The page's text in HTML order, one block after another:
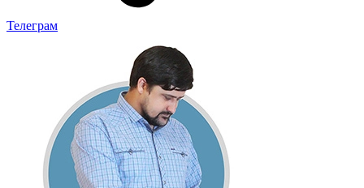
Телеграм